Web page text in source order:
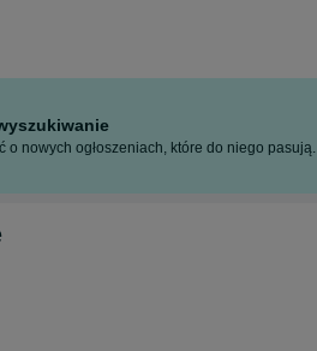
o nowych ogłoszeniach, które do niego pasują.